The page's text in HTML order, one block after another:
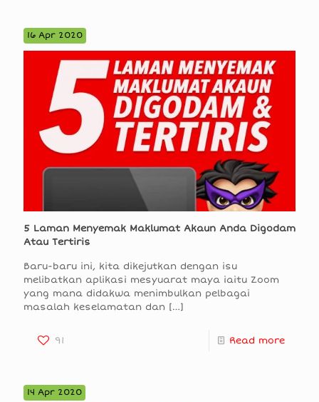
16 Apr 2020
5 Laman Menyemak Maklumat Akaun Anda Digodam
Atau Tertiris
Baru-baru ini, kita dikejutkan dengan isu
melibatkan aplikasi mesyuarat maya iaitu Zoom
yang mana didakwa menimbulkan pelbagai
masalah keselamatan dan […]
91 Read more
14 Apr 2020